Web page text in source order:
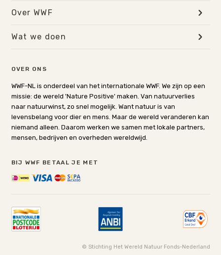
OVER ONS
WWF-NL is onderdeel van het internationale WWF. We zijn op een
missie: de wereld 'Nature Positive' maken. Van natuurverlies
naar natuurwinst, zo snel mogelijk. Want natuur is van
levensbelang voor dier en mens. Maar de wereld veranderen kan
niemand alleen. Daarom werken we samen met lokale partners,
mensen, bedrijven en overheden wereldwijd.
BIJ WWF BETAAL JE MET
Over WWF
Wat we doen
© Stichting Het Wereld Natuur Fonds-Nederland